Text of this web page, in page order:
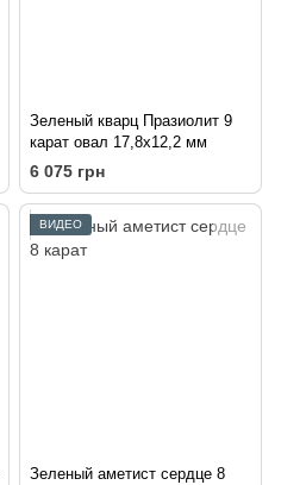
Зеленый кварц Празиолит 9
карат овал 17,8х12,2 мм
6 075 грн
ВИДЕО
Зеленый аметист сердце 8